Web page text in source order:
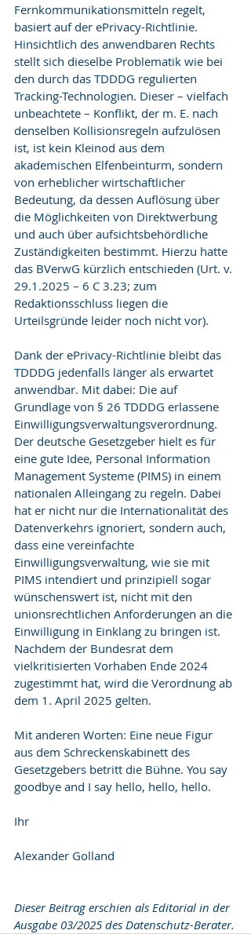
Fernkommunikationsmitteln regelt,
basiert auf der ePrivacy-Richtlinie.
Hinsichtlich des anwendbaren Rechts
stellt sich dieselbe Problematik wie bei
den durch das TDDDG regulierten
Tracking-Technologien. Dieser – vielfach
unbeachtete – Konflikt, der m. E. nach
denselben Kollisionsregeln aufzulösen
ist, ist kein Kleinod aus dem
akademischen Elfenbeinturm, sondern
von erheblicher wirtschaftlicher
Bedeutung, da dessen Auflösung über
die Möglichkeiten von Direktwerbung
und auch über aufsichtsbehördliche
Zuständigkeiten bestimmt. Hierzu hatte
das BVerwG kürzlich entschieden (Urt. v.
29.1.2025 – 6 C 3.23; zum
Redaktionsschluss liegen die
Urteilsgründe leider noch nicht vor).
Dank der ePrivacy-Richtlinie bleibt das
TDDDG jedenfalls länger als erwartet
anwendbar. Mit dabei: Die auf
Grundlage von § 26 TDDDG erlassene
Einwilligungsverwaltungsverordnung.
Der deutsche Gesetzgeber hielt es für
eine gute Idee, Personal Information
Management Systeme (PIMS) in einem
nationalen Alleingang zu regeln. Dabei
hat er nicht nur die Internationalität des
Datenverkehrs ignoriert, sondern auch,
dass eine vereinfachte
Einwilligungsverwaltung, wie sie mit
PIMS intendiert und prinzipiell sogar
wünschenswert ist, nicht mit den
unionsrechtlichen Anforderungen an die
Einwilligung in Einklang zu bringen ist.
Nachdem der Bundesrat dem
vielkritisierten Vorhaben Ende 2024
zugestimmt hat, wird die Verordnung ab
dem 1. April 2025 gelten.
Mit anderen Worten: Eine neue Figur
aus dem Schreckenskabinett des
Gesetzgebers betritt die Bühne. You say
goodbye and I say hello, hello, hello.
Ihr
Alexander Golland
Dieser Beitrag erschien als Editorial in der
Ausgabe 03/2025 des Datenschutz-Berater.